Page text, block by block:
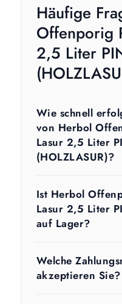
Häufige
Offenporig
2,5 Liter
Wie schnell
von Herbol
Lasur 2,5 Liter
(HOLZLASUR)?
Ist Herbol
Lasur 2,5 Liter
auf Lager?
Welche
akzeptieren Sie?